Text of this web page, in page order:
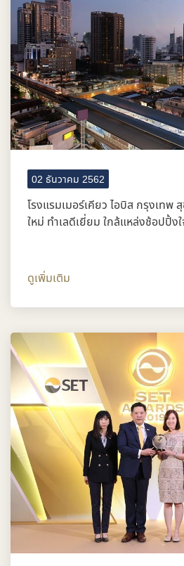
02 ธันวาคม 2562
โรงแรมเมอร์เคียว ไอบิส กรุงเทพ
ใหม่ ทำเลดีเยี่ยม ใกล้แหล่งช้อปปิ้ง
ดูเพิ่มเติม